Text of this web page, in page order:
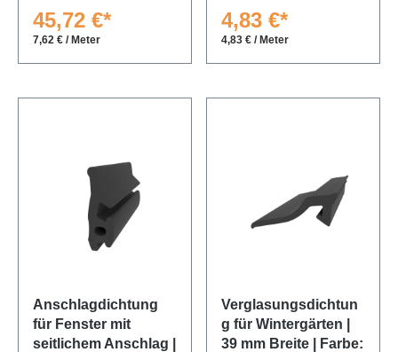
45,72 €*
7,62 € / Meter
4,83 €*
4,83 € / Meter
Anschlagdichtung
für Fenster mit
seitlichem Anschlag |
Verglasungsdichtun
g für Wintergärten |
39 mm Breite | Farbe: